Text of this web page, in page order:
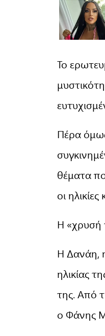
Το
Πέρα
θέματα
οι
Η «χρυσή
Η Δανάη,
ηλικίας
της. Από
ο Φάνης